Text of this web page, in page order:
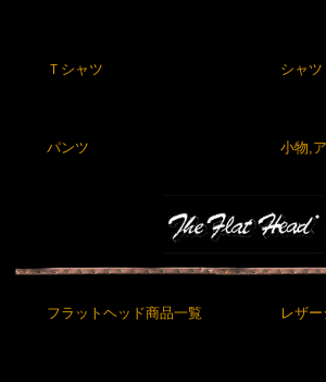
Ｔシャツ シャツ
パンツ 小物,
フラットヘッド商品一覧 レザ